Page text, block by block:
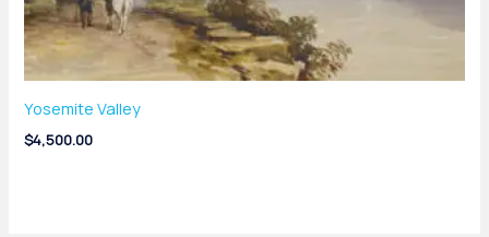
Yosemite Valley
$4,500.00